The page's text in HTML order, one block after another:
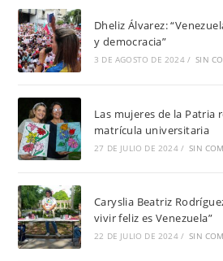
Dheliz Álvarez:
y democracia”
3 DE AGOSTO DE 2024 / SIN
Las mujeres de la Patria
matrícula universitaria
27 DE JULIO DE 2024 / SIN
Caryslia Beatriz
vivir feliz es Venezuela”
22 DE JULIO DE 2024 / SIN